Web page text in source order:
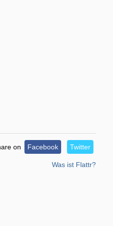
on Facebook Twitter
Was ist Flattr?